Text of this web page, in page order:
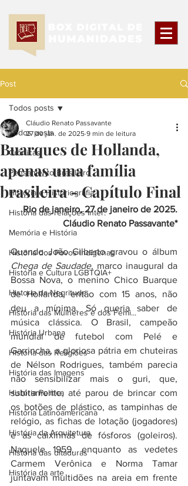
Post
Todos posts
Crônicas
Pensamento Brasileiro
História e Historiografia
História das relações Inter.
Memória e História
História dos Povos Indígenas
História e Cultura LGBTQIA+
Historia da Negritude
História das Mulheres e dos Femi...
História Urbana
História das Religiões
História das Imagens
História Política
História Latinoamericana
História da Arquitetura
História das ditaduras
História da arte
Todos posts
Buarques de Hollanda,
apenas uma família
brasileira - Capítulo Final
Cláudio Renato Passavante
27 de jan. de 2025 9 min de leitura
Rio de janeiro, 27 de janeiro de 2025.
Cláudio Renato Passavante*
Chega de Saudade, marco inaugural da
Bossa Nova, o menino Chico Buarque
de Hollanda, então com 15 anos, não
deu a mínima. Só queria saber de
música clássica. O Brasil, campeão
mundial de futebol com Pelé e
Garrincha, a gloriosa pátria em chuteiras
de Nélson Rodrigues, também parecia
não sensibilizar mais o guri, que,
subitamente, até parou de brincar com
os botões de plástico, as tampinhas de
relógio, as fichas de lotação (jogadores)
e as caixinhas de fósforos (goleiros).
Naquele 1959, enquanto as vedetes
Carmem Verônica e Norma Tamar
juntavam multidões na areia em frente